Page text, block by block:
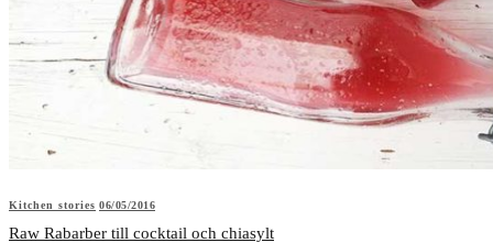
Kitchen stories 06/05/2016
Raw Rabarber till cocktail och chiasylt